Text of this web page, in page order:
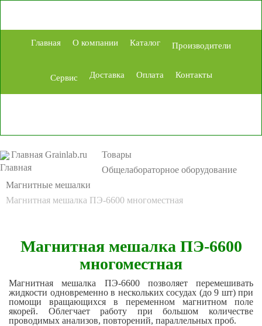
Главная О компании Каталог Производители
Сервис Доставка Оплата Контакты
Главная Grainlab.ru
Товары
Общелабораторное оборудование
Магнитные мешалки
Магнитная мешалка ПЭ-6600 многоместная
Магнитная мешалка ПЭ-6600
многоместная
Магнитная мешалка ПЭ-6600 позволяет перемешивать
жидкости одновременно в нескольких сосудах (до 9 шт) при
помощи вращающихся в переменном магнитном поле
якорей. Облегчает работу при большом количестве
проводимых анализов, повторений, параллельных проб.